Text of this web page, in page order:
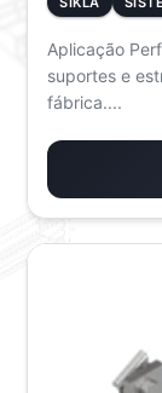
Aplicação
suportes e
fábrica....